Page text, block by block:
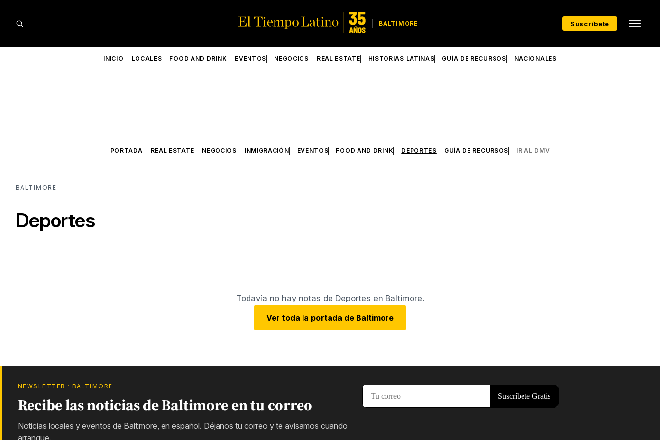
BALTIMORE Suscríbete
INICIO LOCALES FOOD AND DRINK EVENTOS NEGOCIOS REAL ESTATE HISTORIAS LATINAS GUÍA DE RECURSOS NACIONALES
PORTADA REAL ESTATE NEGOCIOS INMIGRACIÓN EVENTOS FOOD AND DRINK DEPORTES GUÍA DE RECURSOS IR AL DMV
BALTIMORE
Deportes
Todavía no hay notas de Deportes en Baltimore.
Ver toda la portada de Baltimore
NEWSLETTER · BALTIMORE
Recibe las noticias de Baltimore en tu correo
Noticias locales y eventos de Baltimore, en español. Déjanos tu correo y te avisamos cuando
arranque.